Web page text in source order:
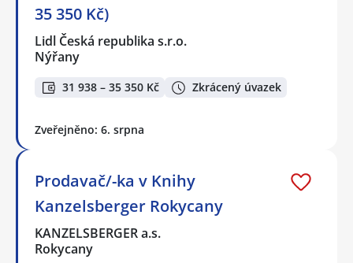
35 350 Kč)
Lidl Česká republika s.r.o.
Nýřany
31 938 – 35 350 Kč Zkrácený úvazek
Zveřejněno: 6. srpna
Prodavač/-ka v Knihy
Kanzelsberger Rokycany
KANZELSBERGER a.s.
Rokycany